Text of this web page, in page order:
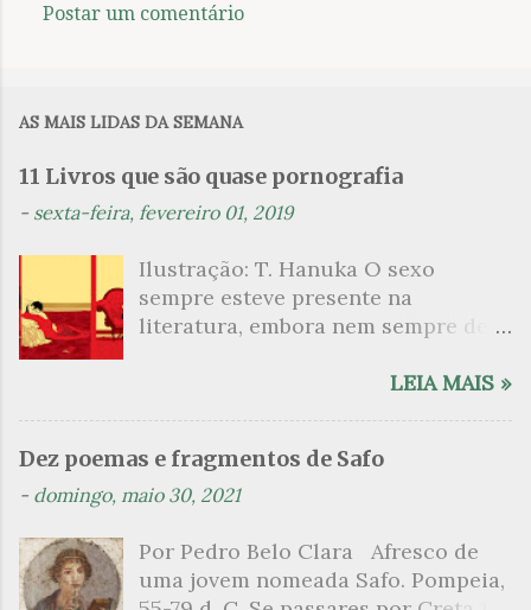
n
t
i
o
Postar um comentário
AS MAIS LIDAS DA SEMANA
11 Livros que são quase pornografia
- sexta-feira, fevereiro 01, 2019
Ilustração: T. Hanuka O sexo
sempre esteve presente na
literatura, embora nem sempre de
que mergulharam em sua própria
psicanalítico e findaram por revelar
a partir dessa intimidade o lado
apresenta um conjunto de livros
nos quais os escritores se
LEIA MAIS »
Dez poemas e fragmentos de Safo
- domingo, maio 30, 2021
Por Pedro Belo Clara Afresco de
uma jovem nomeada Safo. Pompeia,